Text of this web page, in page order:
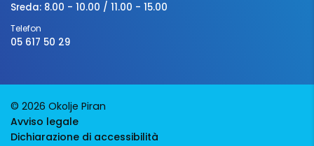
Sreda: 8.00 - 10.00 / 11.00 - 15.00
Telefon
05 617 50 29
© 2026 Okolje Piran
Avviso legale
Dichiarazione di accessibilità